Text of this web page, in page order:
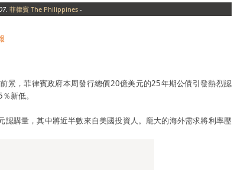
菲律賓 The Philippines -
景，菲律賓政府本周發行總價20億美元的25年期公債引發熱烈認
新低。
認購量，其中將近半數來自美國投資人。龐大的海外需求將利率壓